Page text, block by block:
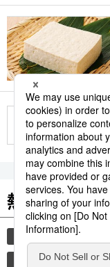
熱門關鍵詞
教育 住宅
科技